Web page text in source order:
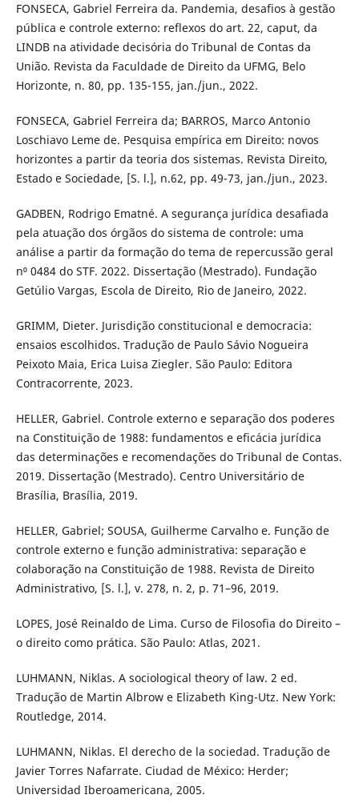
FONSECA, Gabriel Ferreira da. Pandemia, desafios à gestão
pública e controle externo: reflexos do art. 22, caput, da
LINDB na atividade decisória do Tribunal de Contas da
União. Revista da Faculdade de Direito da UFMG, Belo
Horizonte, n. 80, pp. 135-155, jan./jun., 2022.
FONSECA, Gabriel Ferreira da; BARROS, Marco Antonio
Loschiavo Leme de. Pesquisa empírica em Direito: novos
horizontes a partir da teoria dos sistemas. Revista Direito,
Estado e Sociedade, [S. l.], n.62, pp. 49-73, jan./jun., 2023.
GADBEN, Rodrigo Ematné. A segurança jurídica desafiada
pela atuação dos órgãos do sistema de controle: uma
análise a partir da formação do tema de repercussão geral
n⁰ 0484 do STF. 2022. Dissertação (Mestrado). Fundação
Getúlio Vargas, Escola de Direito, Rio de Janeiro, 2022.
GRIMM, Dieter. Jurisdição constitucional e democracia:
ensaios escolhidos. Tradução de Paulo Sávio Nogueira
Peixoto Maia, Erica Luisa Ziegler. São Paulo: Editora
Contracorrente, 2023.
HELLER, Gabriel. Controle externo e separação dos poderes
na Constituição de 1988: fundamentos e eficácia jurídica
das determinações e recomendações do Tribunal de Contas.
2019. Dissertação (Mestrado). Centro Universitário de
Brasília, Brasília, 2019.
HELLER, Gabriel; SOUSA, Guilherme Carvalho e. Função de
controle externo e função administrativa: separação e
colaboração na Constituição de 1988. Revista de Direito
Administrativo, [S. l.], v. 278, n. 2, p. 71–96, 2019.
LOPES, José Reinaldo de Lima. Curso de Filosofia do Direito –
o direito como prática. São Paulo: Atlas, 2021.
LUHMANN, Niklas. A sociological theory of law. 2 ed.
Tradução de Martin Albrow e Elizabeth King-Utz. New York:
Routledge, 2014.
LUHMANN, Niklas. El derecho de la sociedad. Tradução de
Javier Torres Nafarrate. Ciudad de México: Herder;
Universidad Iberoamericana, 2005.